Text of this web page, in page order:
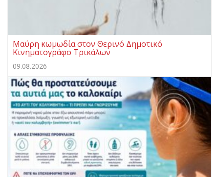
Μαύρη κωμωδία στον Θερινό Δημοτικό
Κινηματογράφο Τρικάλων
09.08.2026